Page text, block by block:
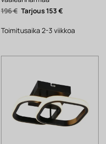
196€ Alkuperäinen
hinta
196 €.
153 €Nykyinen
153 €.
Toimitusaika 2-3 viikkoa